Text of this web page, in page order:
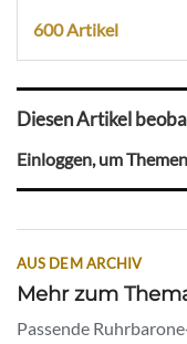
600 Artikel
Diesen Artikel
Einloggen, um
AUS DEM ARCHIV
Mehr zum
Passende